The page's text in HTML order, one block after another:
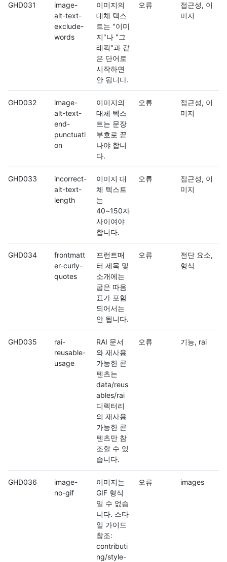
GHD031
image-
alt-text-
exclude-
words
이미지의
대체 텍스
트는 "이미
지"나 "그
래픽"과 같
은 단어로
시작하면
안 됩니다.
오류
접근성, 이
미지
GHD032
image-
alt-text-
end-
punctuati
on
이미지의
대체 텍스
트는 문장
부호로 끝
나야 합니
다.
오류
접근성, 이
미지
GHD033
incorrect-
alt-text-
length
이미지 대
체 텍스트
는
40~150자
사이여야
합니다.
오류
접근성, 이
미지
GHD034
frontmatt
er-curly-
quotes
프런트매
터 제목 및
소개에는
굽은 따옴
표가 포함
되어서는
안 됩니다.
오류
전단 요소,
형식
GHD035
rai-
reusable-
usage
RAI 문서
와 재사용
가능한 콘
텐츠는
data/reus
ables/rai
디렉터리
의 재사용
가능한 콘
텐츠만 참
조할 수 있
습니다.
오류 기능, rai
GHD036
image-
no-gif
이미지는
GIF 형식
일 수 없습
니다. 스타
일 가이드
참조:
contributi
ng/style-
오류 images